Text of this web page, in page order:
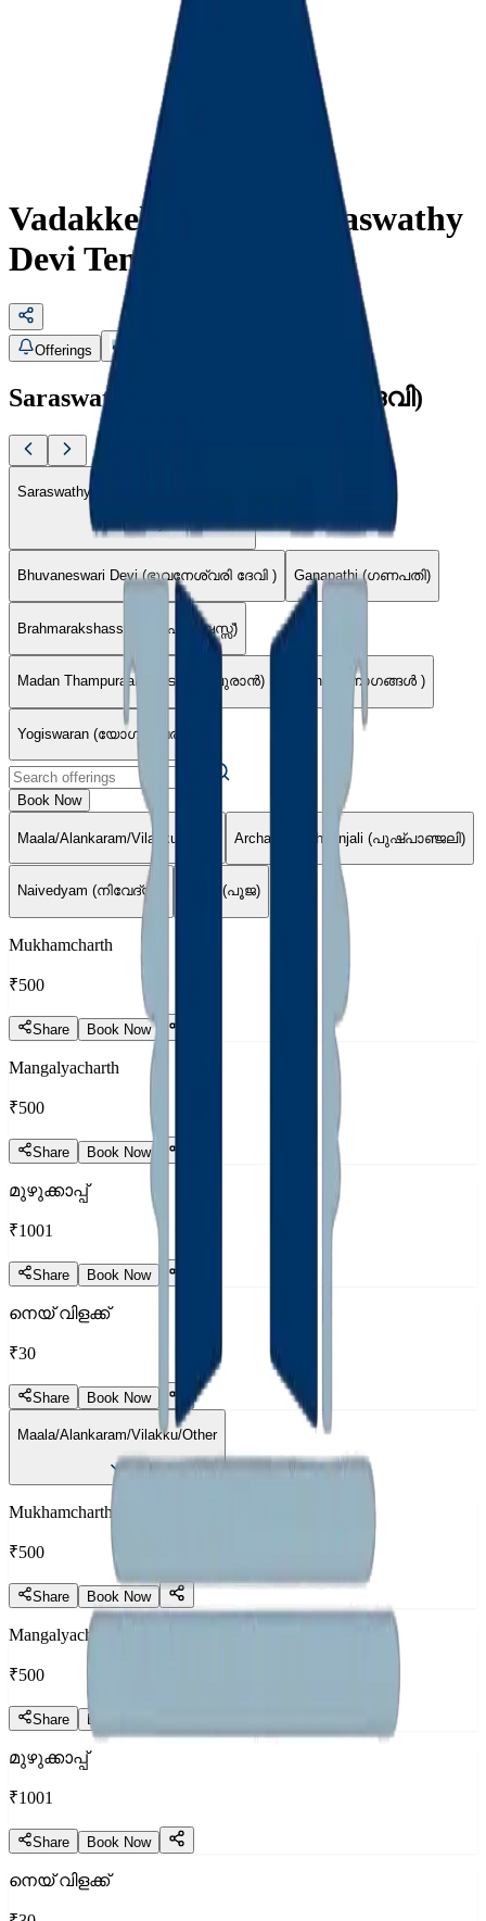
Vadakkekara Sree Saraswathy
Devi Temple
Offerings
Saraswathy Devi (സരസ്വതി ദേവി)
Saraswathy Devi (സരസ്വതി ദേവി)
Main Deity
Bhuvaneswari Devi (ഭുവനേശ്വരി ദേവി ) Ganapathi (ഗണപതി)
Brahmarakshassu (ബ്രഹ്മരക്ഷസ്സ്)
Madan Thampuraan (മാടൻ തമ്പുരാൻ) Nagangal (നാഗങ്ങൾ )
Yogiswaran (യോഗീശ്വരൻ)
Book Now
Maala/Alankaram/Vilakku/Other Archana/Pushpanjali (പുഷ്പാഞ്ജലി)
Naivedyam (നിവേദ്യം) Pooja (പൂജ)
Mukhamcharth
₹500
Share Book Now
Mangalyacharth
₹500
Share Book Now
മുഴുക്കാപ്പ്
₹1001
Share Book Now
നെയ്‌ വിളക്ക്
₹30
Share Book Now
Maala/Alankaram/Vilakku/Other
Mukhamcharth
₹500
Share Book Now
Mangalyacharth
₹500
Share Book Now
മുഴുക്കാപ്പ്
₹1001
Share Book Now
നെയ്‌ വിളക്ക്